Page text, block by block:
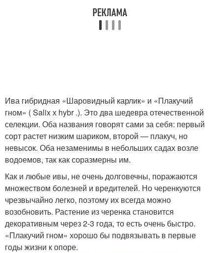
Ива гибридная «Шаровидный карлик» и «Плакучий
гном» ( Salix х hybr .). Это два шедевра отечественной
селекции. Оба названия говорят сами за себя: первый
сорт растет низким шариком, второй — плакуч, но
невысок. Оба незаменимы в небольших садах возле
водоемов, так как соразмерны им.
Как и любые ивы, не очень долговечны, поражаются
множеством болезней и вредителей. Но черенкуются
чрезвычайно легко, поэтому их всегда можно
возобновить. Растение из черенка становится
декоративным через 2-3 года, то есть очень быстро.
«Плакучий гном» хорошо бы подвязывать в первые
годы жизни к опоре.